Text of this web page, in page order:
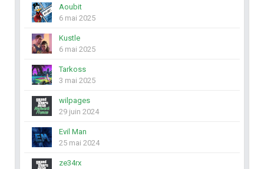
Aoubit
6 mai 2025
Kustle
6 mai 2025
Tarkoss
3 mai 2025
wilpages
29 juin 2024
Evil Man
25 mai 2024
ze34rx